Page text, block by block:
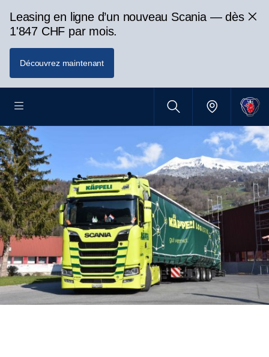
Leasing en ligne d’un nouveau Scania — dès
1'847 CHF par mois.
Découvrez maintenant